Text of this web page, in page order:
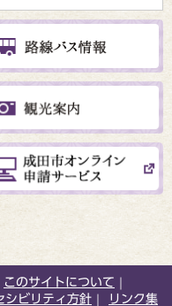
このサイトについて
シビリティ方針 リンク集